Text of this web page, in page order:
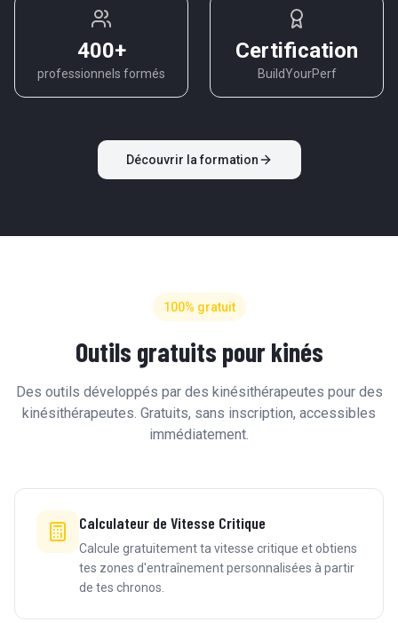
400+
professionnels formés
Certification
BuildYourPerf
Découvrir la formation
100% gratuit
Outils gratuits pour kinés
Des outils développés par des kinésithérapeutes pour des
kinésithérapeutes. Gratuits, sans inscription, accessibles
immédiatement.
Calculateur de Vitesse Critique
Calcule gratuitement ta vitesse critique et obtiens
tes zones d'entraînement personnalisées à partir
de tes chronos.